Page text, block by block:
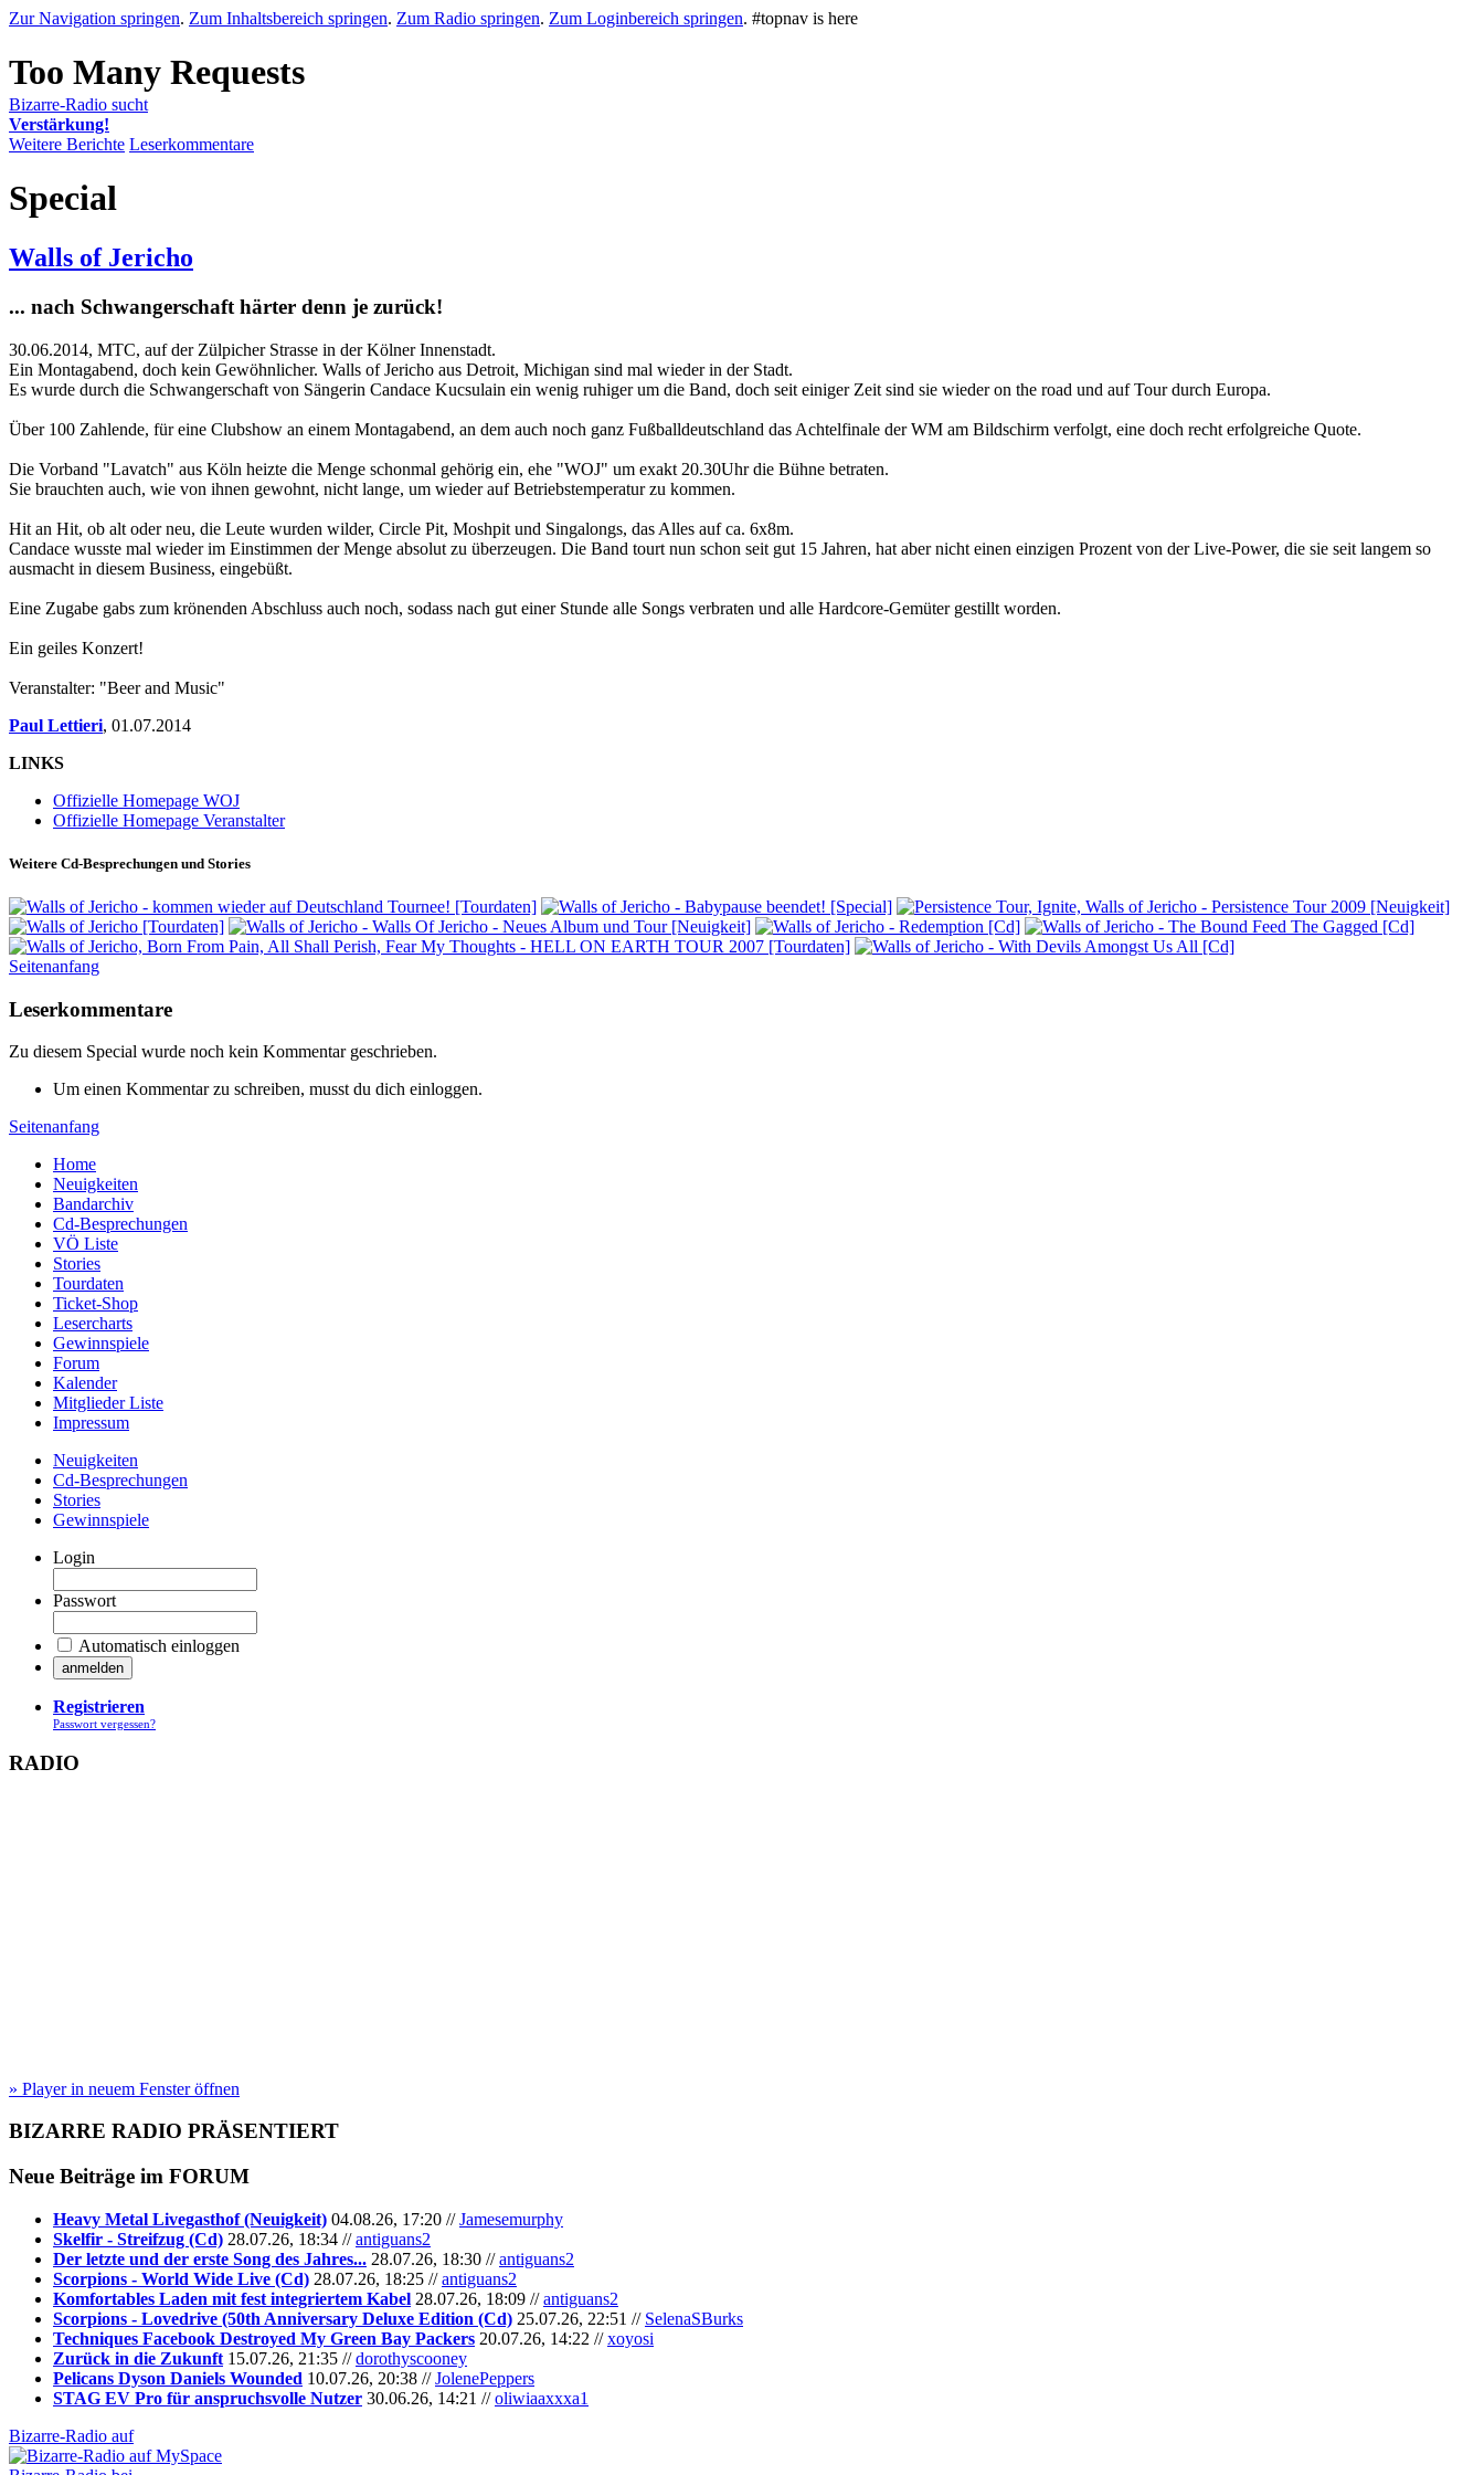
Zur Navigation springen. Zum Inhaltsbereich springen. Zum Radio springen. Zum Loginbereich springen. #topnav is here
Bizarre-Radio sucht
Verstärkung!
Weitere Berichte Leserkommentare
Special
Walls of Jericho
... nach Schwangerschaft härter denn je zurück!
30.06.2014, MTC, auf der Zülpicher Strasse in der Kölner Innenstadt.
Ein Montagabend, doch kein Gewöhnlicher. Walls of Jericho aus Detroit, Michigan sind mal wieder in der Stadt.
Es wurde durch die Schwangerschaft von Sängerin Candace Kucsulain ein wenig ruhiger um die Band, doch seit einiger Zeit sind sie wieder on the road und auf Tour durch Europa.
Über 100 Zahlende, für eine Clubshow an einem Montagabend, an dem auch noch ganz Fußballdeutschland das Achtelfinale der WM am Bildschirm verfolgt, eine doch recht erfolgreiche Quote.
Die Vorband "Lavatch" aus Köln heizte die Menge schonmal gehörig ein, ehe "WOJ" um exakt 20.30Uhr die Bühne betraten.
Sie brauchten auch, wie von ihnen gewohnt, nicht lange, um wieder auf Betriebstemperatur zu kommen.
Hit an Hit, ob alt oder neu, die Leute wurden wilder, Circle Pit, Moshpit und Singalongs, das Alles auf ca. 6x8m.
Candace wusste mal wieder im Einstimmen der Menge absolut zu überzeugen. Die Band tourt nun schon seit gut 15 Jahren, hat aber nicht einen einzigen Prozent von der Live-Power, die sie seit langem so
ausmacht in diesem Business, eingebüßt.
Eine Zugabe gabs zum krönenden Abschluss auch noch, sodass nach gut einer Stunde alle Songs verbraten und alle Hardcore-Gemüter gestillt worden.
Ein geiles Konzert!
Veranstalter: "Beer and Music"
Paul Lettieri, 01.07.2014
LINKS
Offizielle Homepage WOJ
Offizielle Homepage Veranstalter
Weitere Cd-Besprechungen und Stories
Seitenanfang
Leserkommentare
Zu diesem Special wurde noch kein Kommentar geschrieben.
Um einen Kommentar zu schreiben, musst du dich einloggen.
Seitenanfang
Home
Neuigkeiten
Bandarchiv
Cd-Besprechungen
VÖ Liste
Stories
Tourdaten
Ticket-Shop
Lesercharts
Gewinnspiele
Forum
Kalender
Mitglieder Liste
Impressum
Neuigkeiten
Cd-Besprechungen
Stories
Gewinnspiele
Login
Passwort
Automatisch einloggen
Registrieren
Passwort vergessen?
RADIO
» Player in neuem Fenster öffnen
BIZARRE RADIO PRÄSENTIERT
Neue Beiträge im FORUM
Heavy Metal Livegasthof (Neuigkeit) 04.08.26, 17:20 //Jamesemurphy
Skelfir - Streifzug (Cd) 28.07.26, 18:34 //antiguans2
Der letzte und der erste Song des Jahres... 28.07.26, 18:30 //antiguans2
Scorpions - World Wide Live (Cd) 28.07.26, 18:25 //antiguans2
Komfortables Laden mit fest integriertem Kabel 28.07.26, 18:09 //antiguans2
Scorpions - Lovedrive (50th Anniversary Deluxe Edition (Cd) 25.07.26, 22:51 // SelenaSBurks
Techniques Facebook Destroyed My Green Bay Packers 20.07.26, 14:22 //xoyosi
Zurück in die Zukunft 15.07.26, 21:35 //dorothyscooney
Pelicans Dyson Daniels Wounded 10.07.26, 20:38 //JolenePeppers
STAG EV Pro für anspruchsvolle Nutzer 30.06.26, 14:21 //oliwiaaxxxa1
Bizarre-Radio auf